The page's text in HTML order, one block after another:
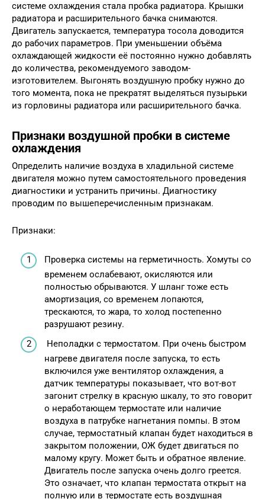
системе охлаждения стала пробка радиатора. Крышки
радиатора и расширительного бачка снимаются.
Двигатель запускается, температура тосола доводится
до рабочих параметров. При уменьшении объёма
охлаждающей жидкости её постоянно нужно добавлять
до количества, рекомендуемого заводом-
изготовителем. Выгонять воздушную пробку нужно до
того момента, пока не прекратят выделяться пузырьки
из горловины радиатора или расширительного бачка.
Признаки воздушной пробки в системе
охлаждения
Определить наличие воздуха в хладильной системе
двигателя можно путем самостоятельного проведения
диагностики и устранить причины. Диагностику
проводим по вышеперечисленным признакам.
Признаки:
Проверка системы на герметичность. Хомуты со
временем ослабевают, окисляются или
полностью обрываются. У шланг тоже есть
амортизация, со временем лопаются,
трескаются, то жара, то холод постепенно
разрушают резину.
Неполадки с термостатом. При очень быстром
нагреве двигателя после запуска, то есть
включился уже вентилятор охлаждения, а
датчик температуры показывает, что вот-вот
загонит стрелку в красную шкалу, то это говорит
о неработающем термостате или наличие
воздуха в патрубке нагнетания помпы. В этом
случае, термостатный клапан будет находиться в
закрытом положении, ОЖ будет двигаться по
малому кругу. Может быть и обратное явление.
Двигатель после запуска очень долго греется.
Это означает, что клапан термостата открыт на
полную или в термостате есть воздушная